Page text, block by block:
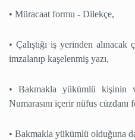
• Müracaat formu - Dilekçe,
• Çalıştığı iş yerinden alınacak
imzalanıp kaşelenmiş yazı,
• Bakmakla yükümlü
Numarasını içerir nüfus cüzdanı
• Bakmakla yükümlü olduğuna